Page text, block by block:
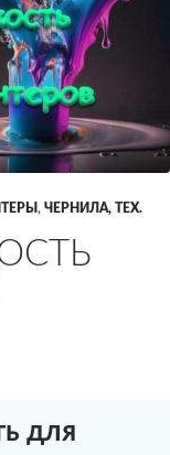
, ЧЕРНИЛА, ТЕХ.
для